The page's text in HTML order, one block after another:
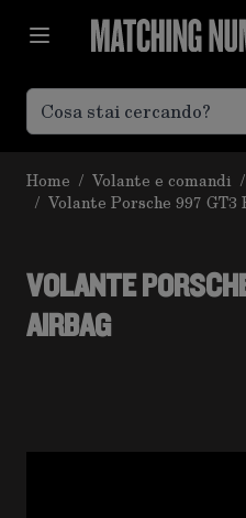
Home / Volante e comandi /
/ Volante Porsche 997 GT3
VOLANTE
AIRBAG